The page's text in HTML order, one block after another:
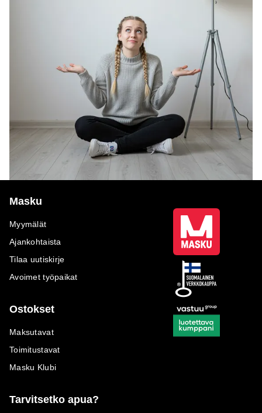
Masku
Myymälät
Ajankohtaista
Tilaa uutiskirje
Avoimet työpaikat
Ostokset
Maksutavat
Toimitustavat
Masku Klubi
Tarvitsetko apua?